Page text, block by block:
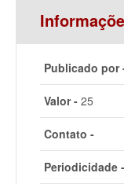
Publicado por
Valor - 25
Contato -
Periodicidade -